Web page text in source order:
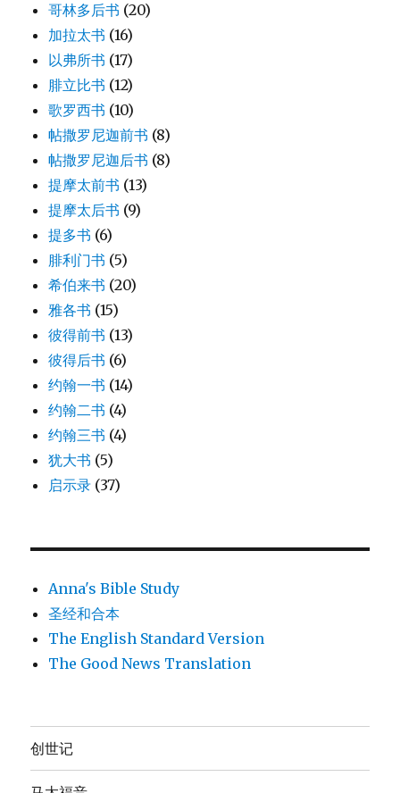
哥林多后书 (20)
加拉太书 (16)
以弗所书 (17)
腓立比书 (12)
歌罗西书 (10)
帖撒罗尼迦前书 (8)
帖撒罗尼迦后书 (8)
提摩太前书 (13)
提摩太后书 (9)
提多书 (6)
腓利门书 (5)
希伯来书 (20)
雅各书 (15)
彼得前书 (13)
彼得后书 (6)
约翰一书 (14)
约翰二书 (4)
约翰三书 (4)
犹大书 (5)
启示录 (37)
Anna's Bible Study
圣经和合本
The English Standard Version
The Good News Translation
创世记